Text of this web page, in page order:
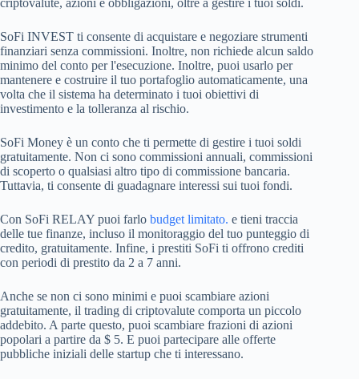
SoFi INVEST ti consente di acquistare e negoziare strumenti
finanziari senza commissioni. Inoltre, non richiede alcun saldo
minimo del conto per l'esecuzione. Inoltre, puoi usarlo per
mantenere e costruire il tuo portafoglio automaticamente, una
volta che il sistema ha determinato i tuoi obiettivi di
investimento e la tolleranza al rischio.
SoFi Money è un conto che ti permette di gestire i tuoi soldi
gratuitamente. Non ci sono commissioni annuali, commissioni
di scoperto o qualsiasi altro tipo di commissione bancaria.
Tuttavia, ti consente di guadagnare interessi sui tuoi fondi.
Con SoFi RELAY puoi farlo budget limitato. e tieni traccia
delle tue finanze, incluso il monitoraggio del tuo punteggio di
credito, gratuitamente. Infine, i prestiti SoFi ti offrono crediti
con periodi di prestito da 2 a 7 anni.
Anche se non ci sono minimi e puoi scambiare azioni
gratuitamente, il trading di criptovalute comporta un piccolo
addebito. A parte questo, puoi scambiare frazioni di azioni
popolari a partire da $ 5. E puoi partecipare alle offerte
pubbliche iniziali delle startup che ti interessano.